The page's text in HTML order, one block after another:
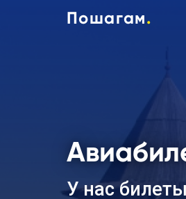
Пошагам.
У нас билеты